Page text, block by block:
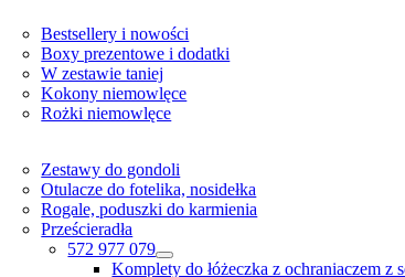
Bestsellery i nowości
Boxy prezentowe i dodatki
W zestawie taniej
Kokony niemowlęce
Rożki niemowlęce
Zestawy do gondoli
Otulacze do fotelika, nosidełka
Rogale, poduszki do karmienia
Prześcieradła
572 977 079
Komplety do łóżeczka z ochraniaczem z